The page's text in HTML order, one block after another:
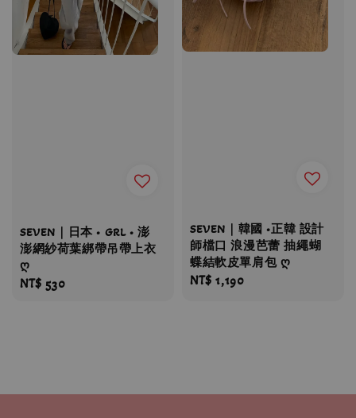
SEVEN｜日本 • GRL • 澎
澎網紗荷葉綁帶吊帶上衣
ღ
Regular
NT$ 530
SEVEN｜韓國 •正韓 設計
師檔口 浪漫芭蕾 抽繩蝴
蝶結軟皮單肩包 ღ
Regular
NT$ 1,190